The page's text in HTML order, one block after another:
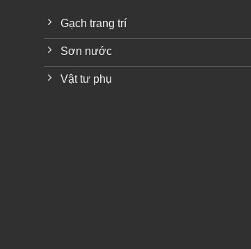
Gạch trang trí
Sơn nước
Vật tư phụ